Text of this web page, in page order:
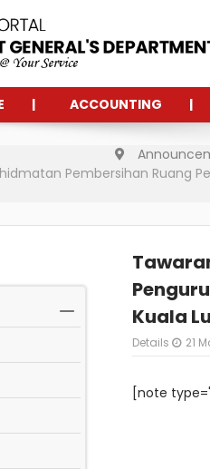
ACCOUNTING
Pembersihan Ruang
Kuala
Details 21
[note